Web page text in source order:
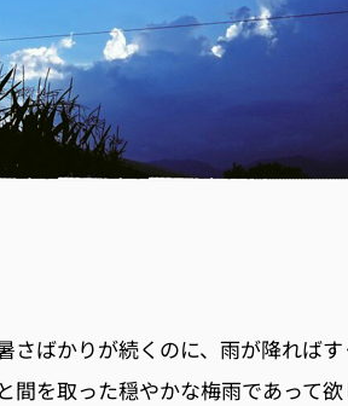
さばかりが続くのに、雨が降れば
間を取った穏やかな梅雨であって